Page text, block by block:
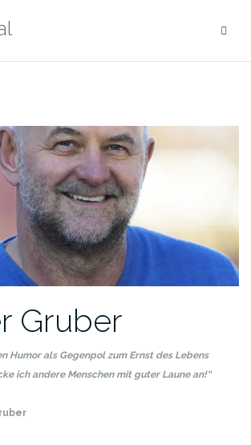
Gruber
Humor als Gegenpol zum Ernst des Lebens
ich andere Menschen mit guter Laune an!“